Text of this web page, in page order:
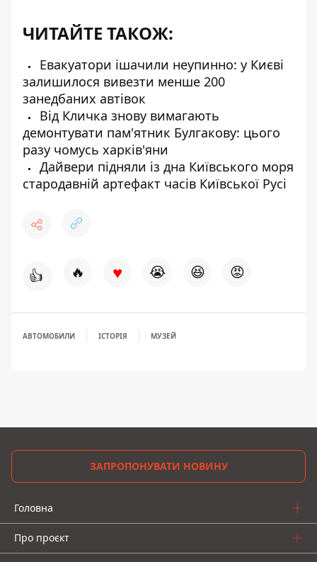
ЧИТАЙТЕ ТАКОЖ:
Евакуатори ішачили неупинно: у Києві
залишилося вивезти менше 200
занедбаних автівок
Від Кличка знову вимагають
демонтувати пам'ятник Булгакову: цього
разу чомусь харків'яни
Дайвери підняли із дна Київського моря
стародавній артефакт часів Київської Русі
👍 🔥 ♥ 😭 😆 😡
АВТОМОБИЛИ ІСТОРІЯ МУЗЕЙ
ЗАПРОПОНУВАТИ НОВИНУ
Головна
Про проєкт